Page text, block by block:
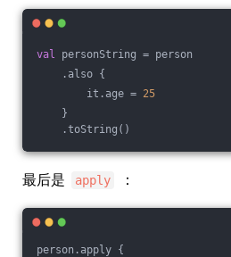
val
personString = person
.also {
it.age = 25
}
.toString()
最后是 apply ：
person.apply {